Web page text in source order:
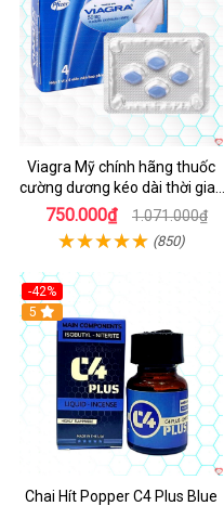
Viagra Mỹ chính hãng thuốc
cường dương kéo dài thời gian
cho Nam nhập khẩu chính ngạch
750.000₫ 1.071.000₫
(850)
-42%
5
Chai Hít Popper C4 Plus Blue